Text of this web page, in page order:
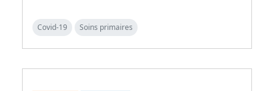
Covid-19 Soins primaires